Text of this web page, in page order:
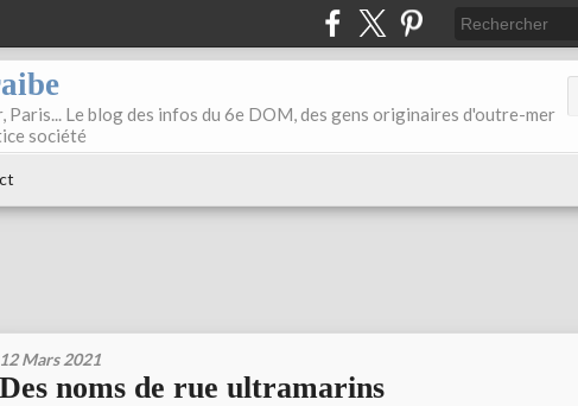
Paris... Le blog des infos du 6e DOM, des gens originaires d'outre-mer
société
12 Mars 2021
Des noms de rue ultramarins